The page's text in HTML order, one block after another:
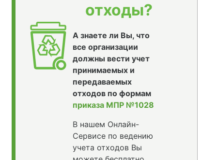
отходы?
А знаете ли Вы, что
все организации
должны вести учет
принимаемых и
передаваемых
отходов по формам
приказа МПР №1028
В нашем Онлайн-
Сервисе по ведению
учета отходов Вы